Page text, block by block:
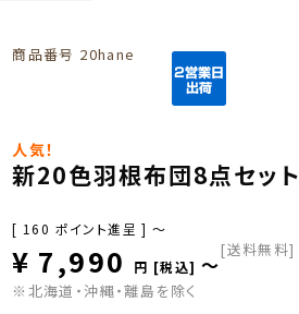
商品番号 20hane
人気！
新20色羽根布団8点セット
[ 160 ポイント進呈 ] 〜
¥ 7,990 税込 〜
[送料無料]
※北海道・沖縄・離島を除く